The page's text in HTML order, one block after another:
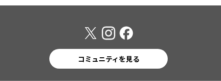
コミュニティを見る